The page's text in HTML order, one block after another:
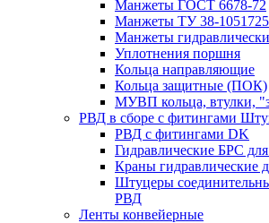
Манжеты ГОСТ 6678-72
Манжеты ТУ 38-
Манжеты
Уплотнения поршня
Кольца направляющие
Кольца защитные (ПОК)
МУВП кольца, втулки,
РВД в сборе с фитингами
РВД с фитингами DK
Гидравлические БРС
Краны гидравлические
Штуцеры
РВД
Ленты конвейерные